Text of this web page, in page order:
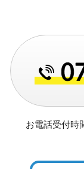
お電話受付時